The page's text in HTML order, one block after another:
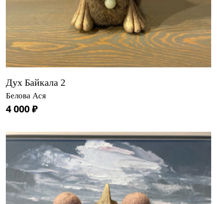
Дух Байкала 2
Белова Ася
4 000 ₽